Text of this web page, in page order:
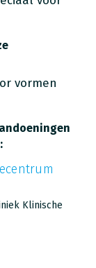
vormen
Klinische